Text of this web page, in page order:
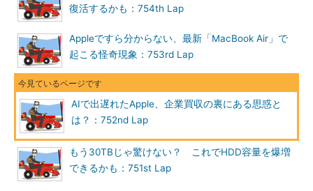
復活するかも：754th Lap
Appleですら分からない、最新「MacBook Air」で
起こる怪奇現象：753rd Lap
AIで出遅れたApple、企業買収の裏にある思惑と
は？：752nd Lap
もう30TBじゃ驚けない？ これでHDD容量を爆増
できるかも：751st Lap